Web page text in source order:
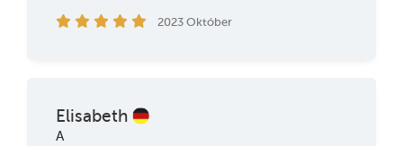
2023 Október
Elisabeth
A